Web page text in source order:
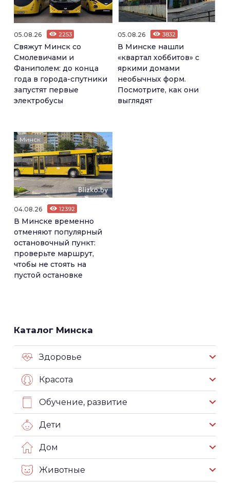
05.08.26 2253
Свяжут Минск со
Смолевичами и
Фаниполем: до конца
года в города-спутники
запустят первые
электробусы
05.08.26 3832
В Минске нашли
«квартал хоббитов» с
яркими домами
необычных форм.
Посмотрите, как они
выглядят
Минск
04.08.26 12392
В Минске временно
отменяют популярный
остановочный пункт:
проверьте маршрут,
чтобы не стоять на
пустой остановке
Каталог Минска
Здоровье
Красота
Обучение, развитие
Дети
Дом
Животные